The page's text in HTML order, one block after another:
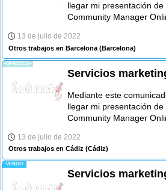
llegar mi presentación
Community Manager
13 de julio de 2022
Otros trabajos en Barcelona (Barcelona)
-OFREZCO-
Servicios
Mediante este
llegar mi presentación
Community Manager
13 de julio de 2022
Otros trabajos en Cádiz (Cádiz)
-VENDO-
Servicios